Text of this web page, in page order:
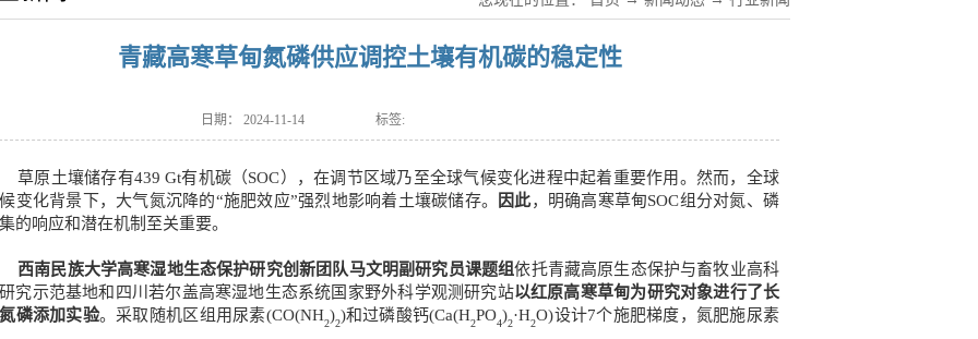
青藏高寒草甸氮磷供应调控土壤有机碳的稳定性
日期： 2024-11-14 标签:
草原土壤储存有439 Gt有机碳（SOC），在调节区域乃至全球气候变化进程中起着重要作用。然而，全球
变化背景下，大气氮沉降的“施肥效应”强烈地影响着土壤碳储存。
因此，明确高寒草甸SOC组分对氮、磷
的响应和潜在机制至关重要。
西南民族大学高寒湿地生态保护研究创新团队马文明副研究员课题组依托青藏高原生态保护与畜牧业高科
究示范基地和四川若尔盖高寒湿地生态系统国家野外科学观测研究站以红原高寒草甸为研究对象进行了长
磷添加实验。采取随机区组用尿素(CO(NH2)2)和过磷酸钙(Ca(H2PO4)2·H2O)设计7个施肥梯度，氮肥施尿素